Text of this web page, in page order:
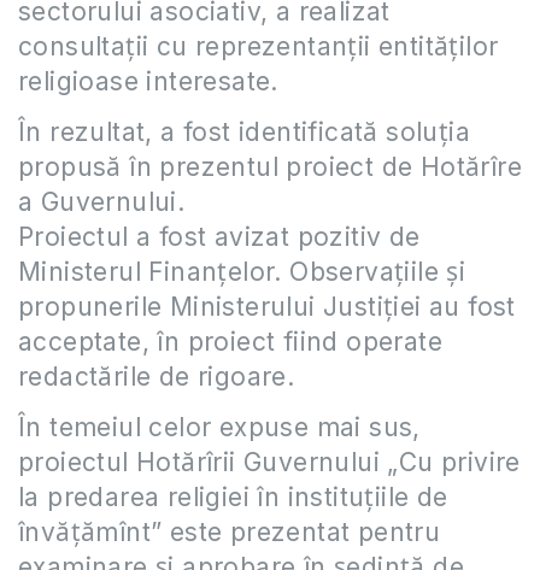
sectorului asociativ, a realizat
consultaţii cu reprezentanţii entităţilor
religioase interesate.
În rezultat, a fost identificată soluţia
propusă în prezentul proiect de Hotărîre
a Guvernului.
Proiectul a fost avizat pozitiv de
Ministerul Finanţelor. Observaţiile şi
propunerile Ministerului Justiţiei au fost
acceptate, în proiect fiind operate
redactările de rigoare.
În temeiul celor expuse mai sus,
proiectul Hotărîrii Guvernului „Cu privire
la predarea religiei în instituţiile de
învăţămînt” este prezentat pentru